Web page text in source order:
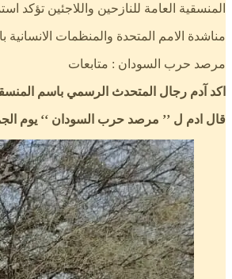
المنسقية العامة للنازحين واللاجئين تؤكد
مناشدة الامم المتحدة والمنظمات الانسانية
مرصد حرب السودان : متابعات
اكد آدم رجال المتحدث الرسمي باسم
قال ادم ل ’’ مرصد حرب السودان ‘‘ يوم الجمعة 4 ابريل 2024، وصلت خمس وأربعون أسرة إلى طويلة يوم الجمعة، ٤ أبريل، سيرًا على الأقدام، وعلى عربات